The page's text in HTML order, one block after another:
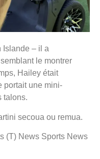
Islande – il a
le montrer
Hailey était
portait une mini-
talons.
secoua ou remua.
(T) News Sports News